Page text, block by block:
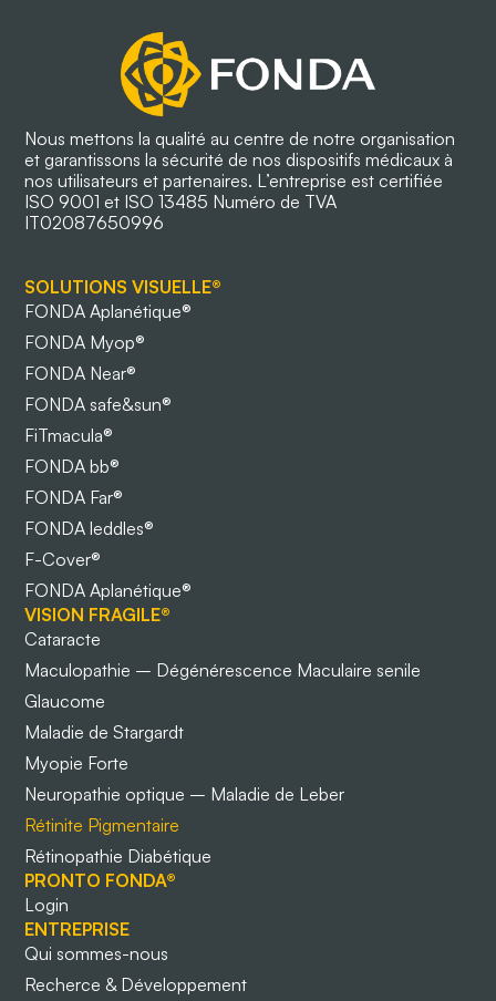
Nous mettons la qualité au centre de notre organisation
et garantissons la sécurité de nos dispositifs médicaux à
nos utilisateurs et partenaires. L’entreprise est certifiée
ISO 9001 et ISO 13485 Numéro de TVA
IT02087650996
SOLUTIONS VISUELLE®
FONDA Aplanétique®
FONDA Myop®
FONDA Near®
FONDA safe&sun®
FiTmacula®
FONDA bb®
FONDA Far®
FONDA leddles®
F-Cover®
FONDA Aplanétique®
VISION FRAGILE®
Cataracte
Maculopathie – Dégénérescence Maculaire senile
Glaucome
Maladie de Stargardt
Myopie Forte
Neuropathie optique – Maladie de Leber
Rétinite Pigmentaire
Rétinopathie Diabétique
PRONTO FONDA®
Login
ENTREPRISE
Qui sommes-nous
Recherce & Développement